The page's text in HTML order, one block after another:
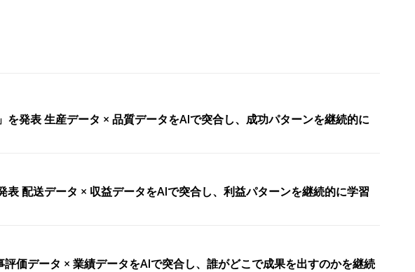
発表 生産データ × 品質データをAIで突合し、成功パターンを継続的に
配送データ × 収益データをAIで突合し、利益パターンを継続的に学習
価データ × 業績データをAIで突合し、誰がどこで成果を出すのかを継続